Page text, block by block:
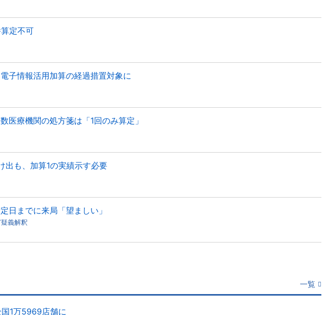
定不可
子情報活用加算の経過措置対象に
医療機関の処方箋は「1回のみ算定」
出も、加算1の実績示す必要
日までに来局「望ましい」
義解釈
一覧
1万5969店舗に